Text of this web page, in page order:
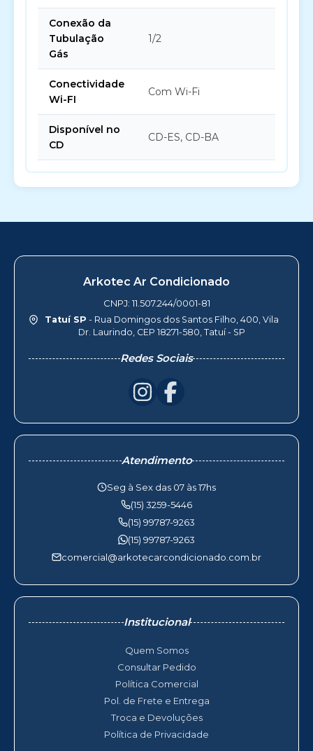
Conexão da
Tubulação
Gás
1/2
Conectividade
Wi-FI
Com Wi-Fi
Disponível no
CD
CD-ES, CD-BA
Arkotec Ar Condicionado
CNPJ: 11.507.244/0001-81
Tatuí SP - Rua Domingos dos Santos Filho, 400, Vila
Dr. Laurindo, CEP 18271-580, Tatuí - SP
Redes Sociais
Atendimento
Seg à Sex das 07 às 17hs
(15) 3259-5446
(15) 99787-9263
(15) 99787-9263
comercial@arkotecarcondicionado.com.br
Institucional
Quem Somos
Consultar Pedido
Política Comercial
Pol. de Frete e Entrega
Troca e Devoluções
Política de Privacidade